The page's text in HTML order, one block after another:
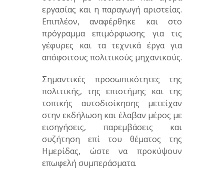
εργασίας και η παραγωγή αριστείας.
Επιπλέον, αναφέρθηκε και στο
πρόγραμμα επιμόρφωσης για τις
γέφυρες και τα τεχνικά έργα για
απόφοιτους πολιτικούς μηχανικούς.
Σημαντικές προσωπικότητες της
πολιτικής, της επιστήμης και της
τοπικής αυτοδιοίκησης μετείχαν
στην εκδήλωση και έλαβαν μέρος με
εισηγήσεις, παρεμβάσεις και
συζήτηση επί του θέματος της
Ημερίδας, ώστε να προκύψουν
επωφελή συμπεράσματα.